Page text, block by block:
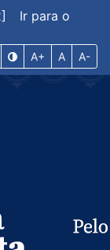
Ir para o
A+ A A-